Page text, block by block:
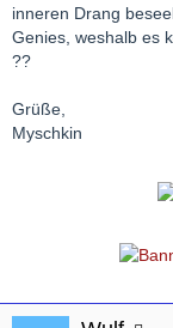
inneren Drang
Genies, weshalb es
??
Grüße,
Myschkin